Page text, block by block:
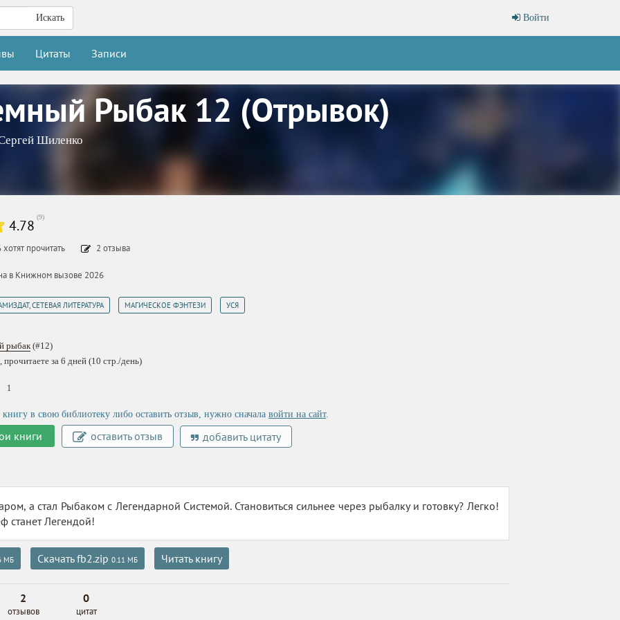
Войти
Искать
Цитаты Записи
Рыбак 12 (Отрывок)
Шиленко
4.78 (9)
хотят прочитать 2 отзыва
в Книжном вызове 2026
СЕТЕВАЯ ЛИТЕРАТУРА МАГИЧЕСКОЕ ФЭНТЕЗИ УСЯ
рыбак(#12)
за 6 дней (10 стр./день)
1
в свою библиотеку либо оставить отзыв, нужно сначала войти на сайт.
книги оставить отзыв добавить цитату
а стал Рыбаком с Легендарной Системой. Становиться сильнее через рыбалку и готовку? Легко!
станет Легендой!
МБ Скачать fb2.zip 0.11 МБ Читать книгу
2
отзывов
0
цитат